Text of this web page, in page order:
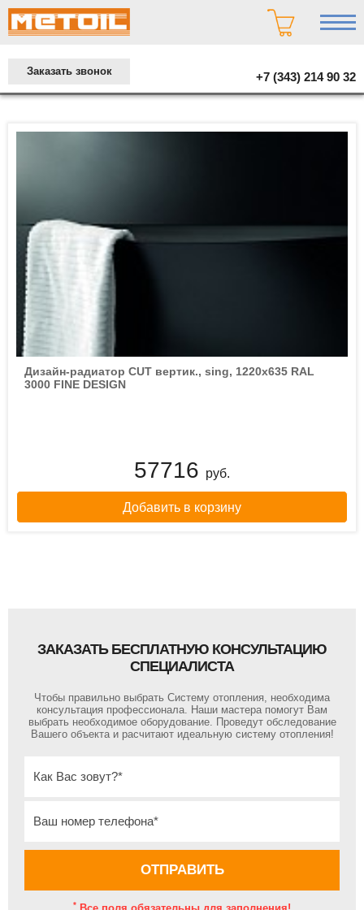
+7 (343) 214 90 32
Заказать звонок
Дизайн-радиатор CUT вертик., sing, 1220х635 RAL
3000 FINE DESIGN
57716 руб.
Добавить в корзину
ЗАКАЗАТЬ БЕСПЛАТНУЮ КОНСУЛЬТАЦИЮ
СПЕЦИАЛИСТА
Чтобы правильно выбрать Систему отопления, необходима
консультация профессионала. Наши мастера помогут Вам
выбрать необходимое оборудование. Проведут обследование
Вашего объекта и расчитают идеальную систему отопления!
*